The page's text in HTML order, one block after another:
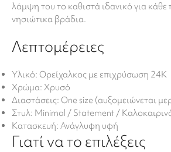
λάμψη του το καθιστά ιδανικό για
νησιώτικα βράδια.
Λεπτομέρειες
Υλικό: Ορείχαλκος με επιχρύσωση 24K
Χρώμα: Χρυσό
Διαστάσεις: One size (αυξομειώνεται
Στυλ: Minimal / Statement /
Κατασκευή: Ανάγλυφη υφή
Γιατί να το επιλέξεις